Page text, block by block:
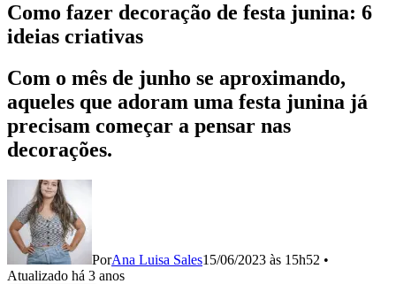
Como fazer decoração de festa junina: 6
ideias criativas
Com o mês de junho se aproximando,
aqueles que adoram uma festa junina já
precisam começar a pensar nas
decorações.
PorAna Luisa Sales15/06/2023 às 15h52 •
Atualizado há 3 anos